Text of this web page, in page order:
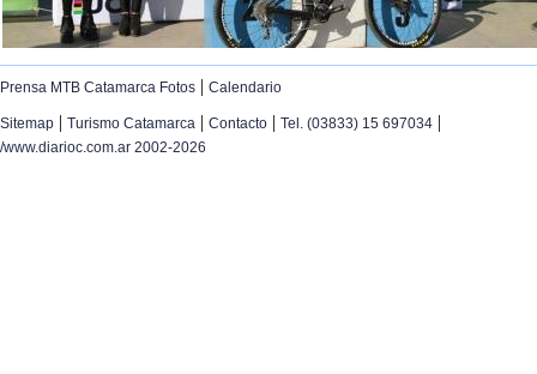
Prensa MTB Catamarca Fotos | Calendario
Sitemap | Turismo Catamarca | Contacto | Tel. (03833) 15 697034 |
/www.diarioc.com.ar 2002-2026